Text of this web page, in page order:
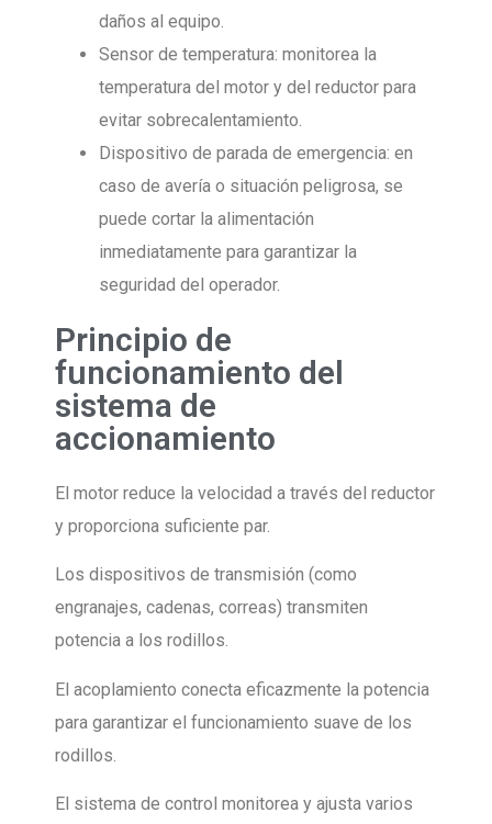
daños al equipo.
Sensor de temperatura: monitorea la
temperatura del motor y del reductor para
evitar sobrecalentamiento.
Dispositivo de parada de emergencia: en
caso de avería o situación peligrosa, se
puede cortar la alimentación
inmediatamente para garantizar la
seguridad del operador.
Principio de
funcionamiento del
sistema de
accionamiento
El motor reduce la velocidad a través del reductor
y proporciona suficiente par.
Los dispositivos de transmisión (como
engranajes, cadenas, correas) transmiten
potencia a los rodillos.
El acoplamiento conecta eficazmente la potencia
para garantizar el funcionamiento suave de los
rodillos.
El sistema de control monitorea y ajusta varios